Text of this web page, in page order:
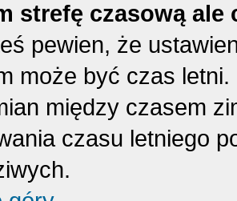
strefę czasową
pewien, że
może być czas
między czasem
czasu letniego